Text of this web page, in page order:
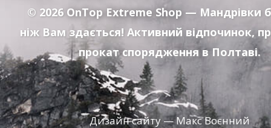
© 2026 OnTop Extreme Shop — Мандрівки
ніж Вам здається! Активний відпочинок,
прокат спорядження в Полтаві.
Дизайн сайту — Макс Воєнний